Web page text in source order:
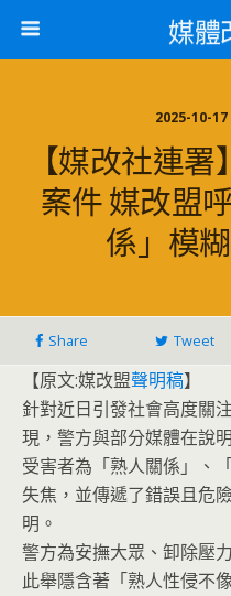
媒體
【媒改社連
案件 媒改盟
係」模
Share Tweet
【原文:媒改盟聲明稿】
針對近日引發社會高度關
現，警方與部分媒體在說
受害者為「熟人關係」、
失焦，並傳遞了錯誤且危
明。
警方為安撫大眾、卸除壓
此舉隱含著「熟人性侵不